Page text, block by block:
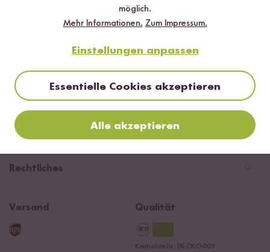
Land ändern
Schweiz
Österreich
Help Center & FAQ
Versandinformationen
Zahlarten
Gutschein
Rezepte
Kontaktformular
Reishunger
Newsletter
Presse
Navacopah
Reishunger Gutscheine
Geschäftliches
Social Media Kooperationen
B2B
Rechtliches
Datenschutzerklärung
Versand Qualität
Kontrollstelle: DE-ÖKO-005
möglich.
Mehr Informationen. Zum Impressum.
Einstellungen anpassen
Essentielle Cookies akzeptieren
Alle akzeptieren